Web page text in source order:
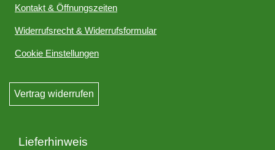
Kontakt & Öffnungszeiten
Widerrufsrecht & Widerrufsformular
Cookie Einstellungen
Vertrag widerrufen
Lieferhinweis